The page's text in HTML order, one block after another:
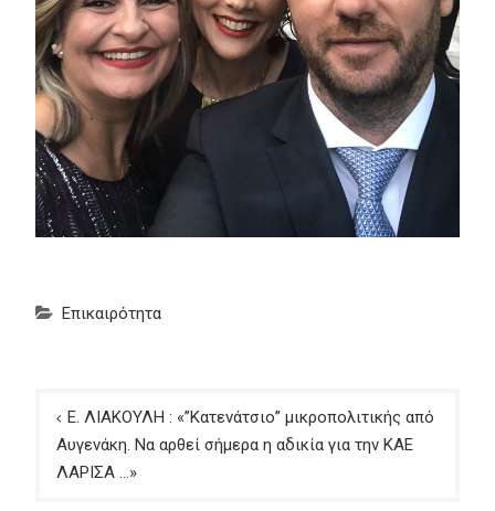
Επικαιρότητα
Πλοήγηση
άρθρων
Ε. ΛΙΑΚΟΥΛΗ : «’’Κατενάτσιο’’ μικροπολιτικής από
Αυγενάκη. Να αρθεί σήμερα η αδικία για την ΚΑΕ
ΛΑΡΙΣΑ …»